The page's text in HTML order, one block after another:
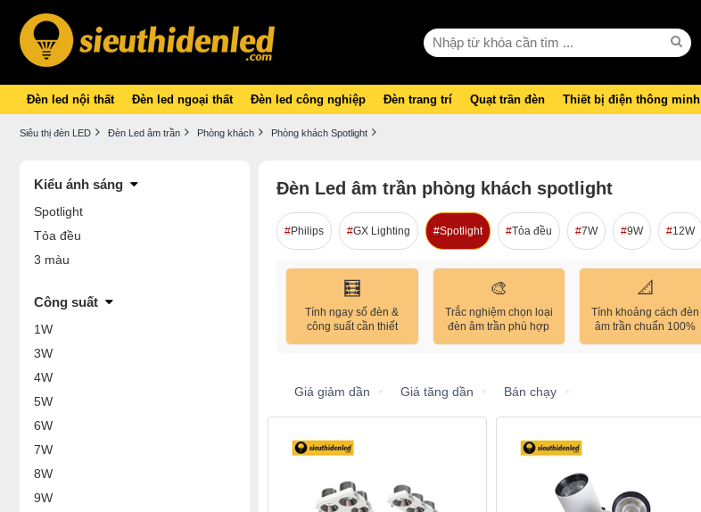
Đèn led nội thất Đèn led ngoại thất Đèn led công nghiệp Đèn trang trí Quạt trần đèn Thiết bị điện thông minh
Siêu thị đèn LED Đèn Led âm trần Phòng khách Phòng khách Spotlight
Kiểu ánh sáng
Spotlight
Tỏa đều
3 màu
Công suất
1W
3W
4W
5W
6W
7W
8W
9W
Đèn Led âm trần phòng khách spotlight
Philips GX Lighting Spotlight Tỏa đều 7W 9W 12W
🧮
Tính ngay số đèn &
công suất cần thiết
🎨
Trắc nghiệm chọn loại
đèn âm trần phù hợp
📐
Tính khoảng cách đèn
âm trần chuẩn 100%
Giá giảm dần Giá tăng dần Bán chạy